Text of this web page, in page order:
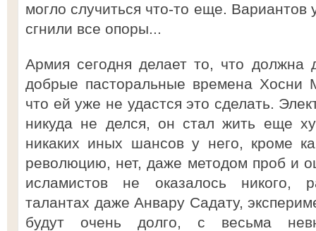
могло случиться что-то еще.
сгнили все опоры...
Армия сегодня делает то, что должна
добрые пасторальные времена Хосни
что ей уже не удастся это сделать.
никуда не делся, он стал жить еще
никаких иных шансов у него, кроме
революцию, нет, даже методом проб и
исламистов не оказалось никого,
талантах даже Анвару Садату,
будут очень долго, с весьма